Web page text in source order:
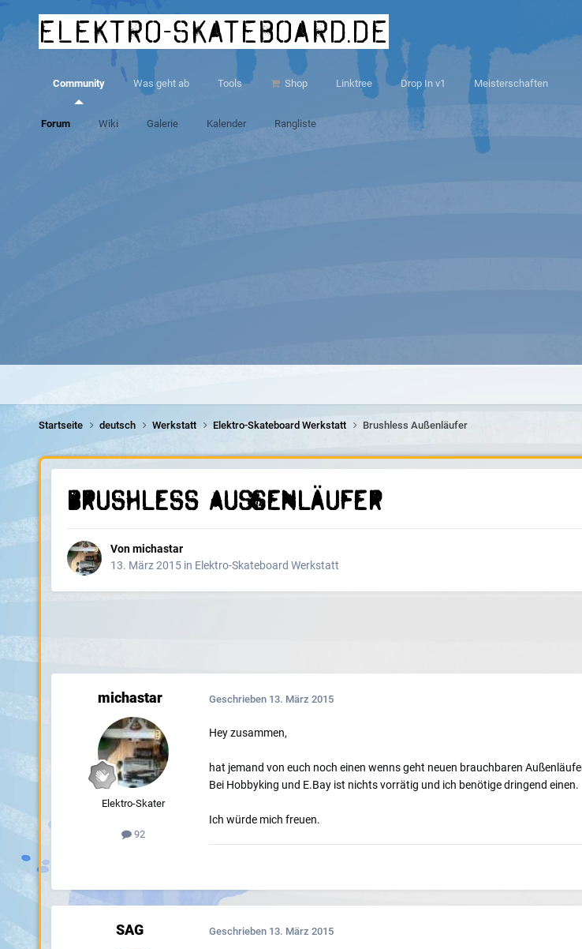
elektro-skateboard.de
Community
Forum Wiki Galerie Kalender Rangliste
Was geht ab Tools Shop Linktree Drop In v1 Meisterschaften
Startseite deutsch Werkstatt Elektro-Skateboard Werkstatt Brushless Außenläufer
Brushless Außenläufer
Vonmichastar
13. März 2015in Elektro-Skateboard Werkstatt
michastar
Elektro-Skater
92
Geschrieben 13. März 2015
Hey zusammen,
hat jemand von euch noch einen wenns geht neuen brauchbaren
Bei Hobbyking und E.Bay ist nichts vorrätig und ich benötige dringend einen.
Ich würde mich freuen.
SAG Geschrieben 13. März 2015